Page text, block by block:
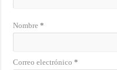
Nombre*
Correo electrónico*